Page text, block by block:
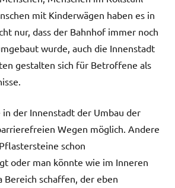
mit Kinderwägen haben es in
nur, dass der Bahnhof immer noch
wurde, auch die Innenstadt
gestalten sich für Betroffene als
in der Innenstadt der Umbau der
Wegen möglich. Andere
schon
oder man könnte wie im Inneren
Bereich schaffen, der eben